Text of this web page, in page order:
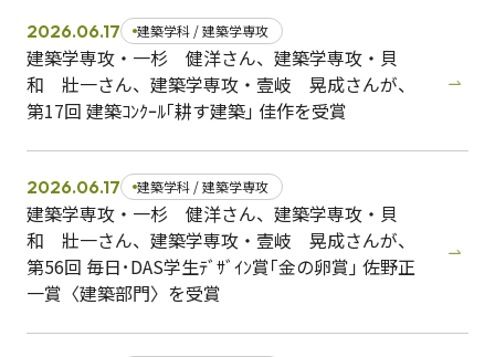
2026.06.17 建築学科 / 建築学専攻
建築学専攻・一杉 健洋さん、建築学専攻・貝
和 壯一さん、建築学専攻・壹岐 晃成さんが、
第17回 建築ｺﾝｸｰﾙ｢耕す建築｣ 佳作を受賞
2026.06.17 建築学科 / 建築学専攻
建築学専攻・一杉 健洋さん、建築学専攻・貝
和 壯一さん、建築学専攻・壹岐 晃成さんが、
第56回 毎日･DAS学生ﾃﾞｻﾞｲﾝ賞｢金の卵賞｣ 佐野正
一賞〈建築部門〉を受賞